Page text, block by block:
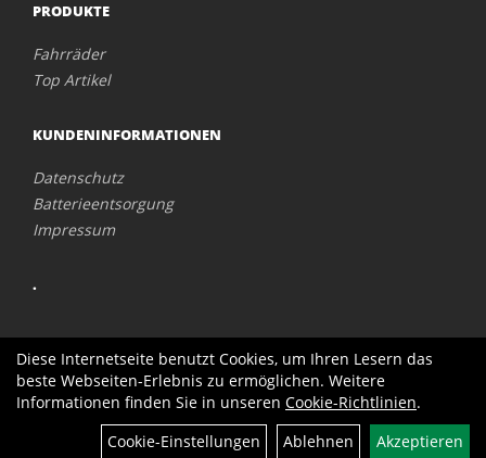
PRODUKTE
Fahrräder
Top Artikel
KUNDENINFORMATIONEN
Datenschutz
Batterieentsorgung
Impressum
.
Diese Internetseite benutzt Cookies, um Ihren Lesern das
beste Webseiten-Erlebnis zu ermöglichen. Weitere
Informationen finden Sie in unseren Cookie-Richtlinien.
Cookie-Einstellungen
Ablehnen Akzeptieren